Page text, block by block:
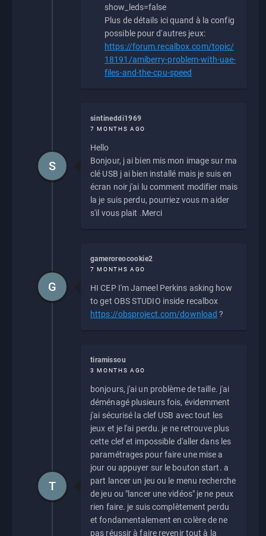
show_leds=false
Plus de détails ici quand à la config
possible pour d'autres jeux:
https://forum.recalbox.com/topic/
18191/amiberry-problem-with-uae-
files-and-the-cpu-speed
sintineddi1969
7 MONTHS AGO
Hello
Bonjour, j ai bien mis mon image sur ma
clé USB j ai bien installé mais je suis en
écran noir j'ai lu comment modifier mais
la je suis perdu, pourriez vous m aider
s'il vous plait .Merci
S
gameroreocookie2
7 MONTHS AGO
HI CEP I'm Jameel Perkins asking how
to get OBS STUDIO inside recalbox
https://obsproject.com/download ?
G
tiramissou
3 MONTHS AGO
bonjours, j'ai un problème de taille. j'ai
déménagé plusieurs fois, évidemment
j'ai sécurisé la clef USB avec tout les
jeux et je l'ai perdu. je ne retrouve plus
cette clef et impossible d'aller dans les
paramétrages pour faire une mise a
jour ou appuyer sur le bouton start. a
part lancer un jeu ou le menu recherche
de jeu ou "lancer une vidéos" je ne peux
rien faire. je suis complètement perdu
et fondamentalement en colère de ne
pas réussir à faire revenir tout à la
T